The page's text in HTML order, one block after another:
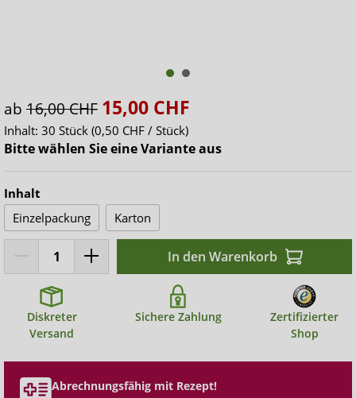
ab 16,00 CHF 15,00 CHF
Inhalt: 30 Stück (0,50 CHF / Stück)
Bitte wählen Sie eine Variante aus
Inhalt
Einzelpackung
Karton
In den Warenkorb
Diskreter
Versand
Sichere Zahlung
Zertifizierter
Shop
Abrechnungsfähig mit Rezept!